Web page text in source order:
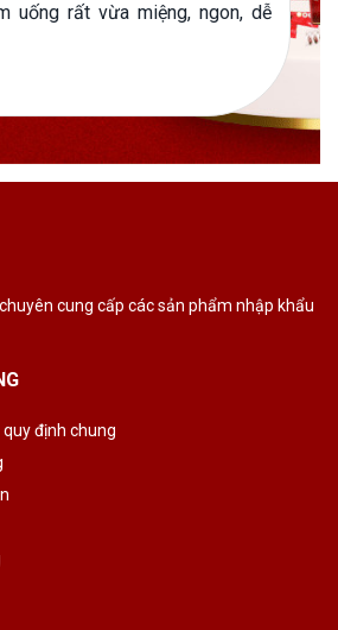
uống rất vừa miệng, ngon, dễ
cung cấp các sản phẩm nhập khẩu
định chung